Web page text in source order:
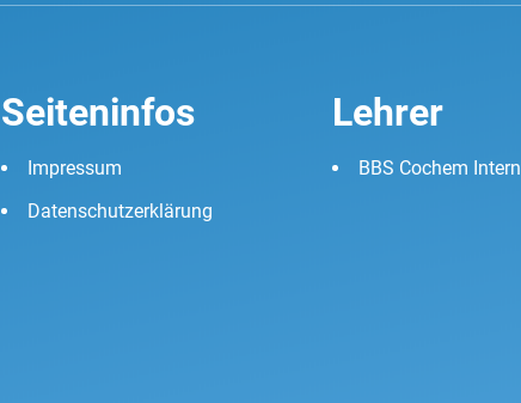
Seiteninfos
Impressum
Datenschutzerklärung
Lehrer
BBS Cochem Intern